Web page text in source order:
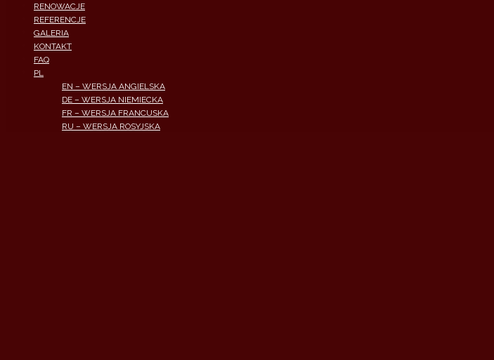
RENOWACJE
REFERENCJE
GALERIA
KONTAKT
FAQ
PL
EN – WERSJA ANGIELSKA
DE – WERSJA NIEMIECKA
FR – WERSJA FRANCUSKA
RU – WERSJA ROSYJSKA